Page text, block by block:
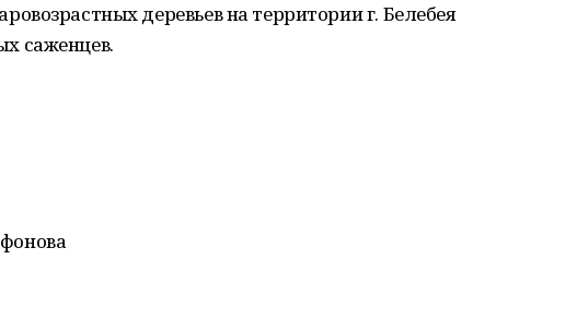
деревьев на территории г. Белебея
саженцев.